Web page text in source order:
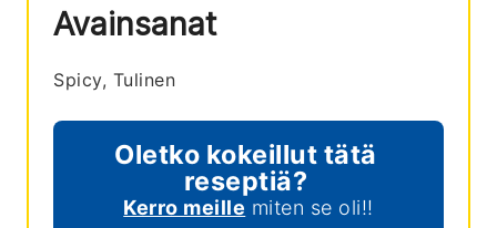
Avainsanat
Spicy, Tulinen
Oletko kokeillut tätä
reseptiä?
Kerro meille miten se oli!!